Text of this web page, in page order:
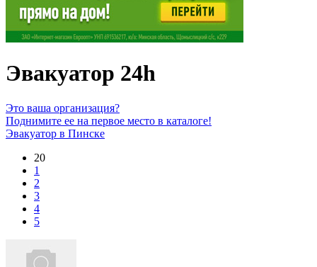
Эвакуатор 24h
Это ваша организация?
Поднимите ее на первое место в каталоге!
Эвакуатор в Пинске
20
1
2
3
4
5